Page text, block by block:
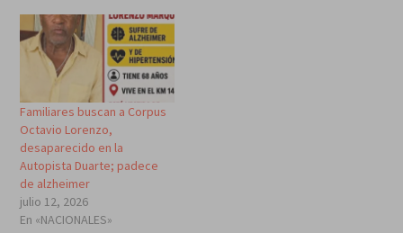
Familiares buscan a Corpus
Octavio Lorenzo,
desaparecido en la
Autopista Duarte; padece
de alzheimer
julio 12, 2026
En «NACIONALES»